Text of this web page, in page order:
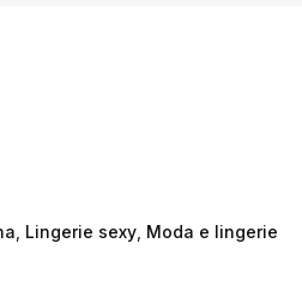
, Lingerie sexy, Moda e lingerie